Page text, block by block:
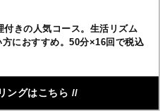
きの人気コース。生活リズム
におすすめ。50分×16回で税込
ングはこちら //